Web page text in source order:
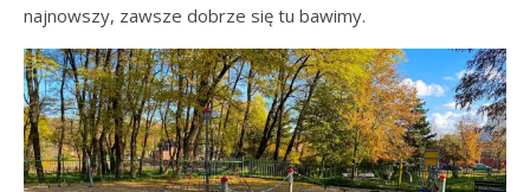
najnowszy, zawsze dobrze się tu bawimy.